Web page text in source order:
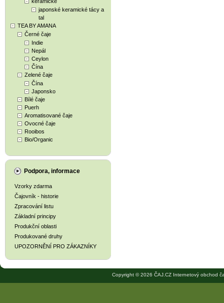
japonské keramické tácy a
tal
TEA BY AMANA
Černé čaje
Indie
Nepál
Ceylon
Čína
Zelené čaje
Čína
Japonsko
Bílé čaje
Puerh
Aromatisované čaje
Ovocné čaje
Rooibos
Bio/Organic
Podpora, informace
Vzorky zdarma
Čajovník - historie
Zpracování listu
Základní principy
Produkční oblasti
Produkované druhy
UPOZORNĚNÍ PRO ZÁKAZNÍKY
Copyright © 2026 ČAJ.CZ Internetový obchod